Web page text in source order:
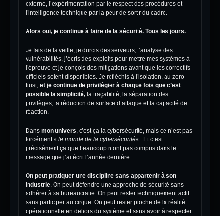
externe, l’expérimentation par le respect des procédures et
l’intelligence technique par la peur de sortir du cadre.
Alors oui, je continue à faire de la sécurité. Tous les jours.
Je fais de la veille, je durcis des serveurs, j’analyse des
vulnérabilités, j’écris des exploits pour mettre mes systèmes à
l’épreuve et je conçois des mitigations avant que les correctifs
officiels soient disponibles. Je réfléchis à l’isolation, au zero-
trust, et je continue de privilégier à chaque fois que c’est
possible la simplicité, la traçabilité, la séparation des
privilèges, la réduction de surface d’attaque et la capacité de
réaction.
Dans mon univers, c’est ça la cybersécurité, mais ce n’est pas
forcément « le monde de la cybersécurité« . Et c’est
précisément ça que beaucoup n’ont pas compris dans le
message que j’ai écrit l’année dernière.
On peut pratiquer une discipline sans appartenir à son
industrie. On peut défendre une approche de sécurité sans
adhérer à sa bureaucratie. On peut rester techniquement actif
sans participer au cirque. On peut rester proche de la réalité
opérationnelle en dehors du système et sans avoir à respecter